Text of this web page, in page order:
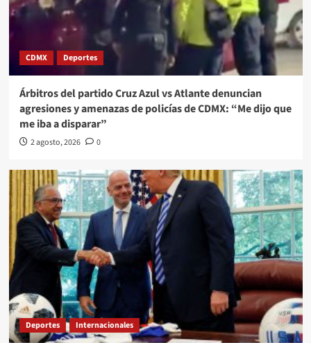
CDMX Deportes
Árbitros del partido Cruz Azul vs Atlante denuncian
agresiones y amenazas de policías de CDMX: “Me dijo que
me iba a disparar”
2 agosto, 2026 0
Deportes Internacionales